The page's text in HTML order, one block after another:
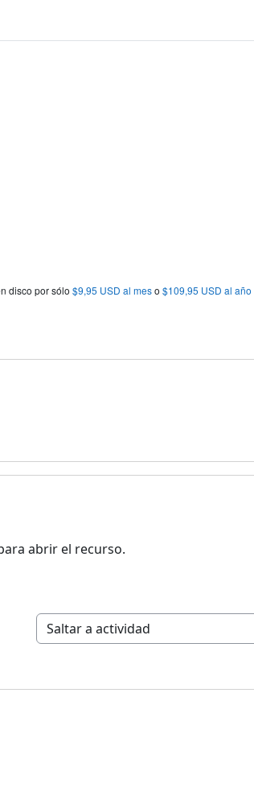
disco por sólo $9,95 USD al meso $109,95 USD al año
abrir el recurso.
Saltar a actividad